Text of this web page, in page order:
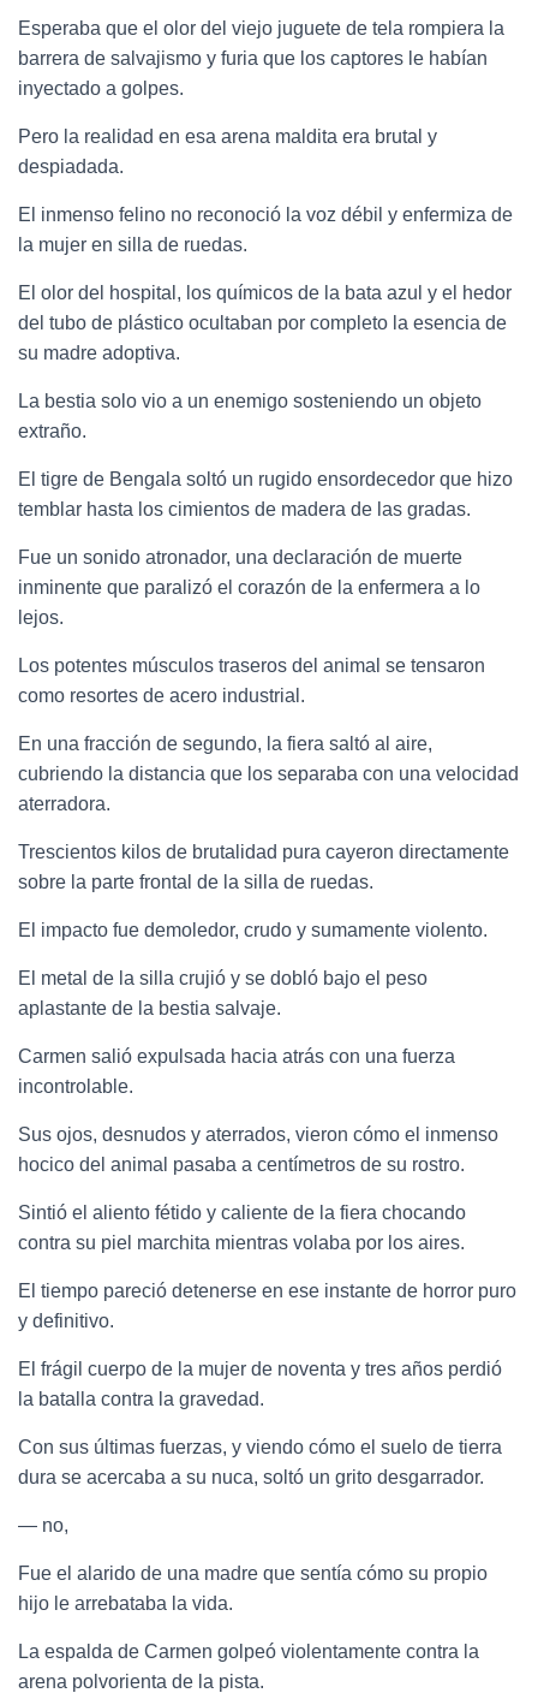
Esperaba que el olor del viejo juguete de tela rompiera la
barrera de salvajismo y furia que los captores le habían
inyectado a golpes.
Pero la realidad en esa arena maldita era brutal y
despiadada.
El inmenso felino no reconoció la voz débil y enfermiza de
la mujer en silla de ruedas.
El olor del hospital, los químicos de la bata azul y el hedor
del tubo de plástico ocultaban por completo la esencia de
su madre adoptiva.
La bestia solo vio a un enemigo sosteniendo un objeto
extraño.
El tigre de Bengala soltó un rugido ensordecedor que hizo
temblar hasta los cimientos de madera de las gradas.
Fue un sonido atronador, una declaración de muerte
inminente que paralizó el corazón de la enfermera a lo
lejos.
Los potentes músculos traseros del animal se tensaron
como resortes de acero industrial.
En una fracción de segundo, la fiera saltó al aire,
cubriendo la distancia que los separaba con una velocidad
aterradora.
Trescientos kilos de brutalidad pura cayeron directamente
sobre la parte frontal de la silla de ruedas.
El impacto fue demoledor, crudo y sumamente violento.
El metal de la silla crujió y se dobló bajo el peso
aplastante de la bestia salvaje.
Carmen salió expulsada hacia atrás con una fuerza
incontrolable.
Sus ojos, desnudos y aterrados, vieron cómo el inmenso
hocico del animal pasaba a centímetros de su rostro.
Sintió el aliento fétido y caliente de la fiera chocando
contra su piel marchita mientras volaba por los aires.
El tiempo pareció detenerse en ese instante de horror puro
y definitivo.
El frágil cuerpo de la mujer de noventa y tres años perdió
la batalla contra la gravedad.
Con sus últimas fuerzas, y viendo cómo el suelo de tierra
dura se acercaba a su nuca, soltó un grito desgarrador.
— no,
Fue el alarido de una madre que sentía cómo su propio
hijo le arrebataba la vida.
La espalda de Carmen golpeó violentamente contra la
arena polvorienta de la pista.